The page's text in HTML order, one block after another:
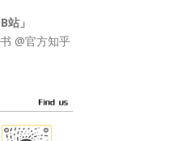
站」
@官方知乎